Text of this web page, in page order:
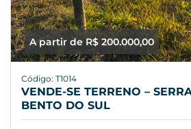
A partir de R$ 200.000,00
Código: T1014
VENDE-SE TERRENO –
BENTO DO SUL